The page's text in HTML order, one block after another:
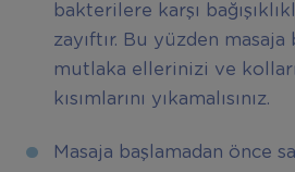
bakterilere karşı
zayıftır. Bu yüzden masaja
mutlaka ellerinizi ve
kısımlarını yıkamalısınız.
Masaja başlamadan önce